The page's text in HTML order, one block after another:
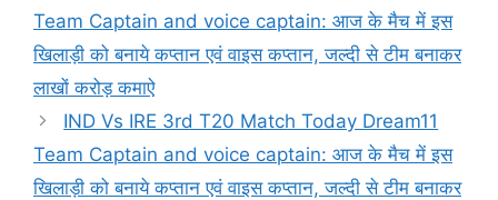
Team Captain and voice captain: आज के मैच में इस
खिलाड़ी को बनाये कप्तान एवं वाइस कप्तान, जल्दी से टीम बनाकर
लाखों करोड़ कमाऐ
IND Vs IRE 3rd T20 Match Today Dream11
Team Captain and voice captain: आज के मैच में इस
खिलाड़ी को बनाये कप्तान एवं वाइस कप्तान, जल्दी से टीम बनाकर